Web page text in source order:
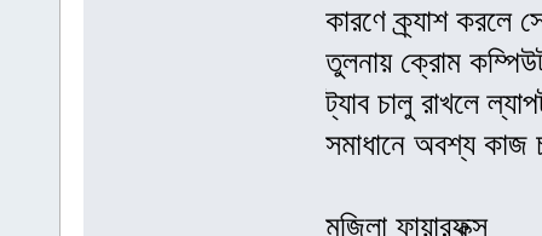
কারণে ক্র্যাশ করলে
তুলনায় ক্রোম
ট্যাব চালু রাখলে
সমাধানে অবশ্য
মজিলা ফায়ারফক্স